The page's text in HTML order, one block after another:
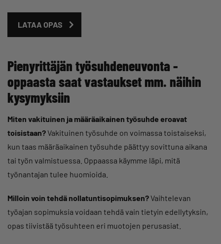
LATAA OPAS
Pienyrittäjän työsuhdeneuvonta -
oppaasta saat vastaukset mm. näihin
kysymyksiin
Miten vakituinen ja määräaikainen työsuhde eroavat
toisistaan?Vakituinen työsuhde on voimassa toistaiseksi,
kun taas määräaikainen työsuhde päättyy sovittuna aikana
tai työn valmistuessa. Oppaassa käymme läpi, mitä
työnantajan tulee huomioida.
Milloin voin tehdä nollatuntisopimuksen?Vaihtelevan
työajan sopimuksia voidaan tehdä vain tietyin edellytyksin,
opas tiivistää työsuhteen eri muotojen perusasiat.